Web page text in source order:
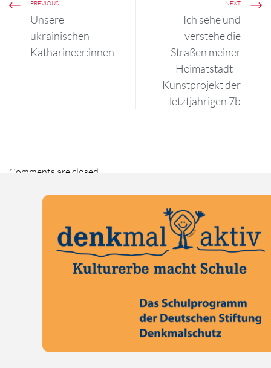
PREVIOUS
Unsere
ukrainischen
Katharineer:innen
NEXT
Ich sehe und
verstehe die
Straßen meiner
Heimatstadt –
Kunstprojekt der
letztjährigen 7b
Comments are closed.